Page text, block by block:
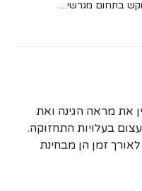
בתחום מגרשי…
את מראה הגינה ואת
בעלויות התחזוקה.
זמן הן מבחינת